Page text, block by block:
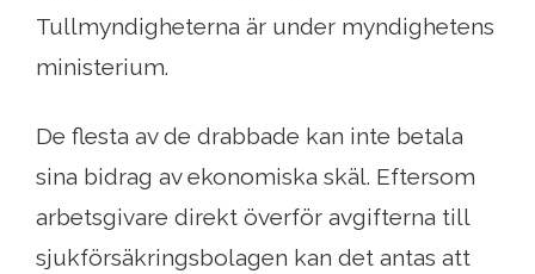
Tullmyndigheterna är under myndighetens
ministerium.
De flesta av de drabbade kan inte betala
sina bidrag av ekonomiska skäl. Eftersom
arbetsgivare direkt överför avgifterna till
sjukförsäkringsbolagen kan det antas att